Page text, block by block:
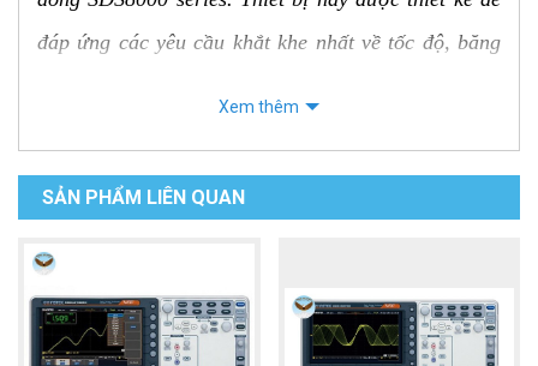
đáp ứng các yêu cầu khắt khe nhất về tốc độ, băng
điện tử cao cấp và kiểm tra chất lượng.
Thông số kỹ thuật nổi bật
băng thông rất lớn, cho phép máy hiển thị và
phân tích các tín hiệu có tần số lên đến 300 MHz
Xem thêm
SẢN PHẨM LIÊN QUAN